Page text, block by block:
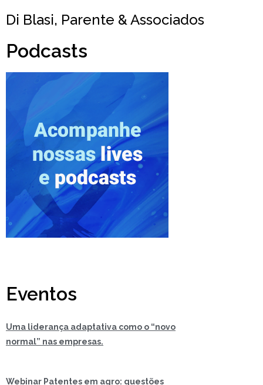
Di Blasi, Parente & Associados
Podcasts
Eventos
Uma liderança adaptativa como o “novo
normal” nas empresas.
Webinar Patentes em agro: questões